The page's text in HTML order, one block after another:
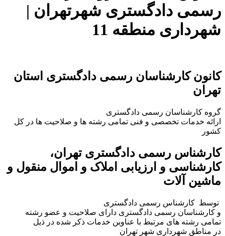
رسمی دادگستری شهرتهران |
شهرداری منطقه 11
کانون کارشناسان رسمی دادگستری استان
تهران
گروه کارشناسان رسمی دادگستری
ارائه خدمات تخصصی و فنی تمامی رشته ها و صلاحیت ها در کل
کشور
کارشناس رسمی دادگستری تهران،
کارشناسی و ارزیابی املاک و اموال منقول و
ماشین آلات
توسط کارشناس رسمی دادگستری
و کارشناسان رسمی دادگستری دارای صلاحیت و عضو رشته
تمامی رشته های مرتبط با عناوین خدمات ذکر شده در ذیل
در مناطق شهرداری شهر تهران